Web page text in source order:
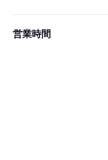
営業時間